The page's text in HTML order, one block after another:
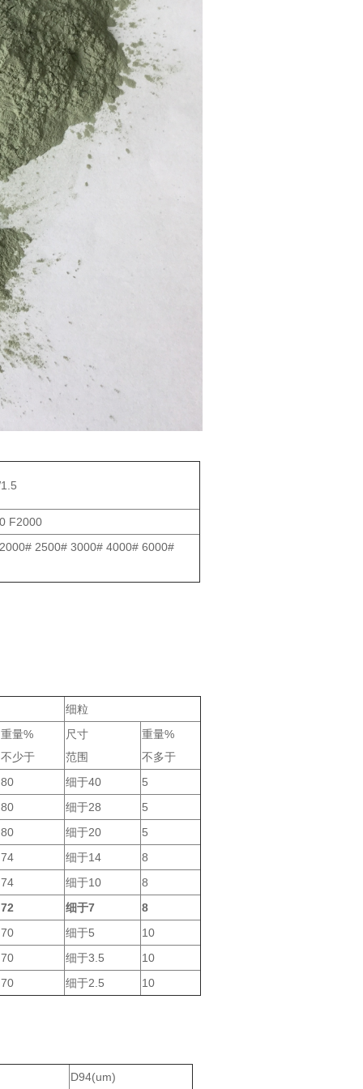
F2000
2500# 3000# 4000# 6000#
细粒
重量%
不少于
尺寸
范围
重量%
不多于
80
细于40
5
80
细于28
5
80
细于20
5
74
细于14
8
74
细于10
8
72
细于7
8
70
细于5
10
70
细于3.5
10
70
细于2.5 10
D94(um)